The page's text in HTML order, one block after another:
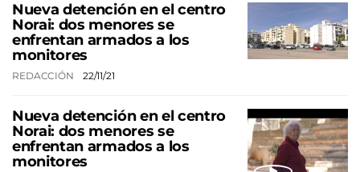
Nueva detención en el centro
Norai: dos menores se
enfrentan armados a los
monitores
REDACCIÓN 22/11/21
Nueva detención en el centro
Norai: dos menores se
enfrentan armados a los
monitores